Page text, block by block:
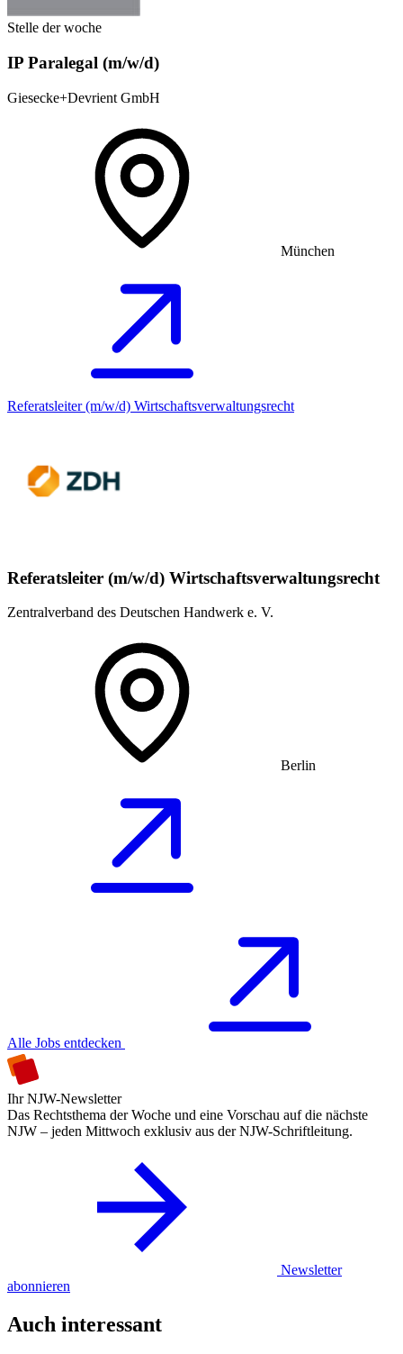
Stelle der woche
IP Paralegal (m/w/d)
Giesecke+Devrient GmbH
München
Referatsleiter (m/w/d) Wirtschaftsverwaltungsrecht
Referatsleiter (m/w/d) Wirtschaftsverwaltungsrecht
Zentralverband des Deutschen Handwerk e. V.
Berlin
Alle Jobs entdecken
Ihr NJW-Newsletter
Das Rechtsthema der Woche und eine Vorschau auf die nächste
NJW – jeden Mittwoch exklusiv aus der NJW-Schriftleitung.
Newsletter
abonnieren
Auch interessant